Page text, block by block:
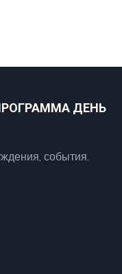
ДЕНЬ
события.